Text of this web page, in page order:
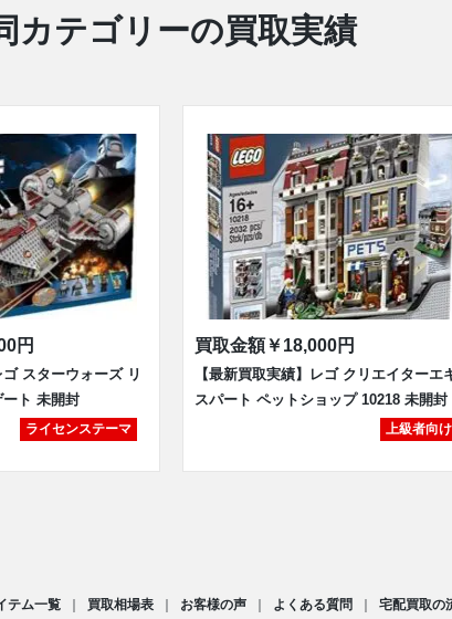
カテゴリーの買取実績
円
ゴ スターウォーズ リ
ト 未開封
ライセンステーマ
買取金額￥18,000円
【最新買取実績】レゴ クリエイターエ
スパート ペットショップ 10218 未開封
上級者向け
テム一覧 買取相場表 お客様の声 よくある質問 宅配買取の